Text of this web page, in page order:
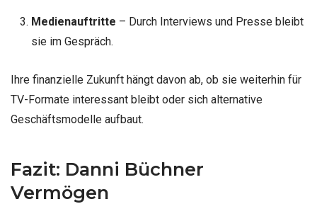
Medienauftritte – Durch Interviews und Presse bleibt
sie im Gespräch.
Ihre finanzielle Zukunft hängt davon ab, ob sie weiterhin für
TV-Formate interessant bleibt oder sich alternative
Geschäftsmodelle aufbaut.
Fazit: Danni Büchner
Vermögen